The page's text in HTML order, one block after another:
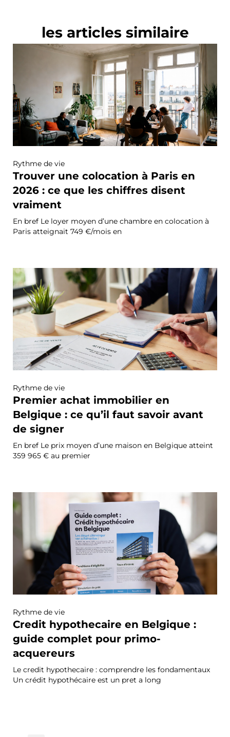
les articles similaire
Rythme de vie
Trouver une colocation à Paris en
2026 : ce que les chiffres disent
vraiment
En bref Le loyer moyen d’une chambre en colocation à
Paris atteignait 749 €/mois en
Rythme de vie
Premier achat immobilier en
Belgique : ce qu’il faut savoir avant
de signer
En bref Le prix moyen d’une maison en Belgique atteint
359 965 € au premier
Rythme de vie
Credit hypothecaire en Belgique :
guide complet pour primo-
acquereurs
Le credit hypothecaire : comprendre les fondamentaux
Un crédit hypothécaire est un pret a long